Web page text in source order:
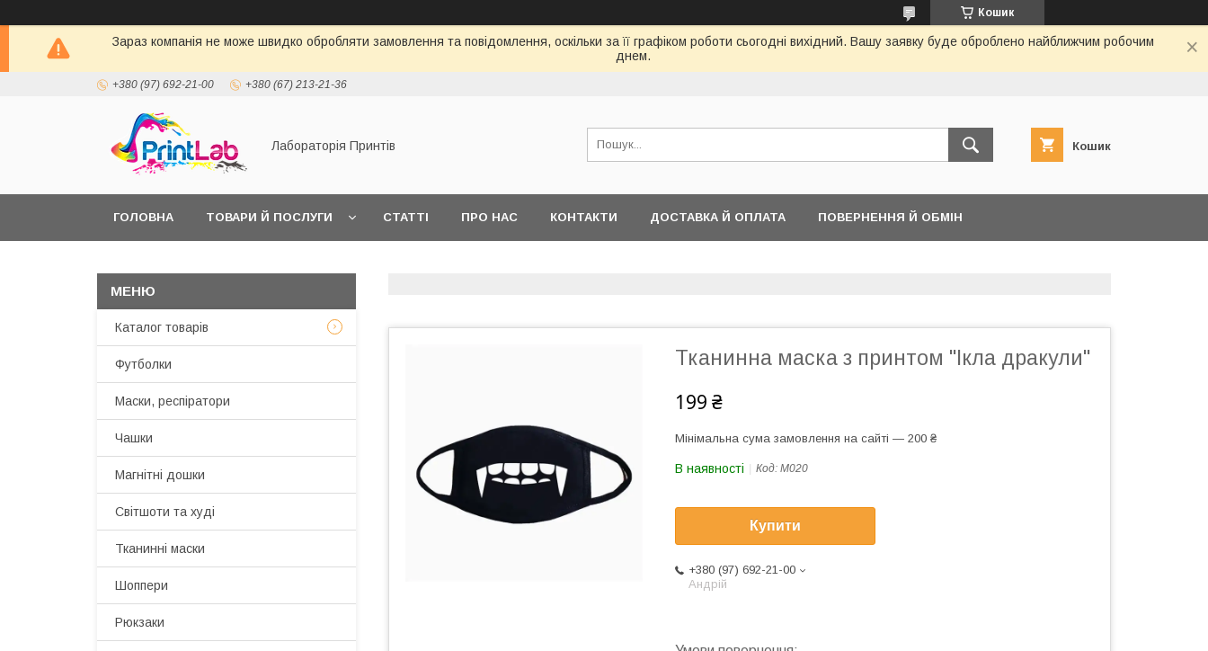
Кошик
Зараз компанія не може швидко обробляти замовлення та повідомлення, оскільки за її графіком роботи сьогодні вихідний. Вашу заявку буде оброблено найближчим робочим
днем.
+380 (97) 692-21-00 +380 (67) 213-21-36
Лабораторія Принтів Кошик
ГОЛОВНА ТОВАРИ Й ПОСЛУГИ СТАТТІ ПРО НАС КОНТАКТИ ДОСТАВКА Й ОПЛАТА ПОВЕРНЕННЯ Й ОБМІН
Тканинна маска з принтом "Ікла дракули"
199 ₴
Мінімальна сума замовлення на сайті — 200 ₴
В наявності Код: М020
Купити
+380 (97) 692-21-00
Андрій
Каталог товарів
Футболки
Маски, респіратори
Чашки
Магнітні дошки
Світшоти та худі
Тканинні маски
Шоппери
Рюкзаки